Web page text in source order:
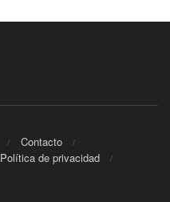
Contacto
Política de privacidad